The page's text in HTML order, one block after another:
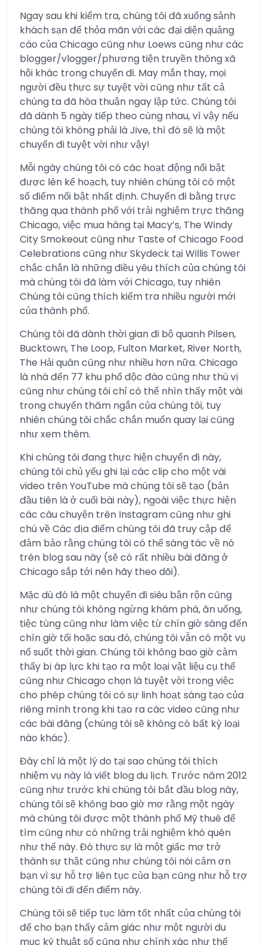
Ngay sau khi kiểm tra, chúng tôi đã xuống sảnh
khách sạn để thỏa mãn với các đại diện quảng
cáo của Chicago cũng như Loews cũng như các
blogger/vlogger/phương tiện truyền thông xã
hội khác trong chuyến đi. May mắn thay, mọi
người đều thực sự tuyệt vời cũng như tất cả
chúng ta đã hòa thuận ngay lập tức. Chúng tôi
đã dành 5 ngày tiếp theo cùng nhau, vì vậy nếu
chúng tôi không phải là Jive, thì đó sẽ là một
chuyến đi tuyệt vời như vậy!
Mỗi ngày chúng tôi có các hoạt động nổi bật
được lên kế hoạch, tuy nhiên chúng tôi có một
số điểm nổi bật nhất định. Chuyến đi bằng trực
thăng qua thành phố với trải nghiệm trực thăng
Chicago, việc mua hàng tại Macy’s, The Windy
City Smokeout cũng như Taste of Chicago Food
Celebrations cũng như Skydeck tại Willis Tower
chắc chắn là những điều yêu thích của chúng tôi
mà chúng tôi đã làm với Chicago, tuy nhiên
Chúng tôi cũng thích kiểm tra nhiều người mới
của thành phố.
Chúng tôi đã dành thời gian đi bộ quanh Pilsen,
Bucktown, The Loop, Fulton Market, River North,
The Hải quân cũng như nhiều hơn nữa. Chicago
là nhà đến 77 khu phố độc đáo cũng như thú vị
cũng như chúng tôi chỉ có thể nhìn thấy một vài
trong chuyến thăm ngắn của chúng tôi, tuy
nhiên chúng tôi chắc chắn muốn quay lại cũng
như xem thêm.
Khi chúng tôi đang thực hiện chuyến đi này,
chúng tôi chủ yếu ghi lại các clip cho một vài
video trên YouTube mà chúng tôi sẽ tạo (bản
đầu tiên là ở cuối bài này), ngoài việc thực hiện
các câu chuyện trên Instagram cũng như ghi
chú về Các địa điểm chúng tôi đã truy cập để
đảm bảo rằng chúng tôi có thể sáng tác về nó
trên blog sau này (sẽ có rất nhiều bài đăng ở
Chicago sắp tới nên hãy theo dõi).
Mặc dù đó là một chuyến đi siêu bận rộn cũng
như chúng tôi không ngừng khám phá, ăn uống,
tiệc tùng cũng như làm việc từ chín giờ sáng đến
chín giờ tối hoặc sau đó, chúng tôi vẫn có một vụ
nổ suốt thời gian. Chúng tôi không bao giờ cảm
thấy bị áp lực khi tạo ra một loại vật liệu cụ thể
cũng như Chicago chọn là tuyệt vời trong việc
cho phép chúng tôi có sự linh hoạt sáng tạo của
riêng mình trong khi tạo ra các video cũng như
các bài đăng (chúng tôi sẽ không có bất kỳ loại
nào khác).
Đây chỉ là một lý do tại sao chúng tôi thích
nhiệm vụ này là viết blog du lịch. Trước năm 2012
cũng như trước khi chúng tôi bắt đầu blog này,
chúng tôi sẽ không bao giờ mơ rằng một ngày
mà chúng tôi được một thành phố Mỹ thuê để
tìm cũng như có những trải nghiệm khó quên
như thế này. Đó thực sự là một giấc mơ trở
thành sự thật cũng như chúng tôi nói cảm ơn
bạn vì sự hỗ trợ liên tục của bạn cũng như hỗ trợ
chúng tôi đi đến điểm này.
Chúng tôi sẽ tiếp tục làm tốt nhất của chúng tôi
để cho bạn thấy cảm giác như một người du
mục kỹ thuật số cũng như chính xác như thế